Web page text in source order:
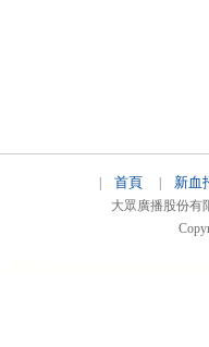
首頁 新血
大眾廣播股份有